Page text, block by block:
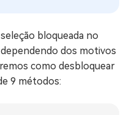
bloqueada no
dos motivos
como desbloquear
9 métodos: